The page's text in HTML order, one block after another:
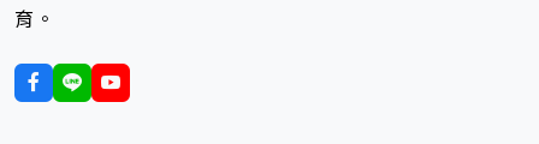
育。